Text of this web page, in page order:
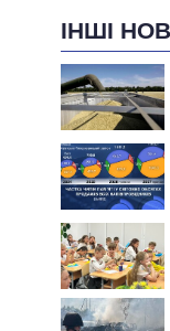
ІНШІ